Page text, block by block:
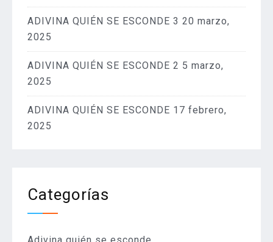
ADIVINA QUIÉN SE ESCONDE 3 20 marzo,
2025
ADIVINA QUIÉN SE ESCONDE 2 5 marzo,
2025
ADIVINA QUIÉN SE ESCONDE 17 febrero,
2025
Categorías